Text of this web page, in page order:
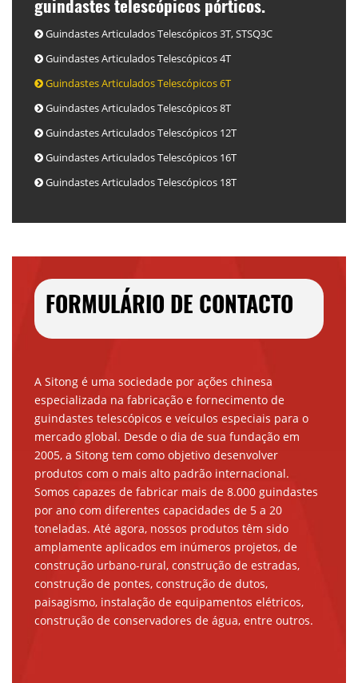
guindastes telescópicos pórticos.
Guindastes Articulados Telescópicos 3T, STSQ3C
Guindastes Articulados Telescópicos 4T
Guindastes Articulados Telescópicos 6T
Guindastes Articulados Telescópicos 8T
Guindastes Articulados Telescópicos 12T
Guindastes Articulados Telescópicos 16T
Guindastes Articulados Telescópicos 18T
FORMULÁRIO DE CONTACTO
A Sitong é uma sociedade por ações chinesa
especializada na fabricação e fornecimento de
guindastes telescópicos e veículos especiais para o
mercado global. Desde o dia de sua fundação em
2005, a Sitong tem como objetivo desenvolver
produtos com o mais alto padrão internacional.
Somos capazes de fabricar mais de 8.000 guindastes
por ano com diferentes capacidades de 5 a 20
toneladas. Até agora, nossos produtos têm sido
amplamente aplicados em inúmeros projetos, de
construção urbano-rural, construção de estradas,
construção de pontes, construção de dutos,
paisagismo, instalação de equipamentos elétricos,
construção de conservadores de água, entre outros.